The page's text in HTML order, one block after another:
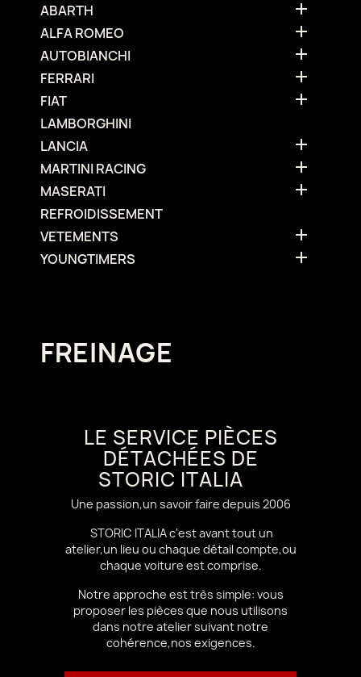
ABARTH 
ALFA ROMEO 
AUTOBIANCHI 
FERRARI 
FIAT 
LAMBORGHINI
LANCIA

MARTINI RACING 
MASERATI 
REFROIDISSEMENT
VETEMENTS

YOUNGTIMERS 
FREINAGE
LE SERVICE PIÈCES
DÉTACHÉES DE
STORIC ITALIA
Une passion,un savoir faire depuis 2006
STORIC ITALIA c'est avant tout un
atelier,un lieu ou chaque détail compte,ou
chaque voiture est comprise.
Notre approche est très simple: vous
proposer les pièces que nous utilisons
dans notre atelier suivant notre
cohérence,nos exigences.